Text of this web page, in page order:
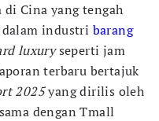
Cina yang tengah
industri barang
luxuryseperti jam
terbaru bertajuk
2025yang dirilis oleh
dengan Tmall